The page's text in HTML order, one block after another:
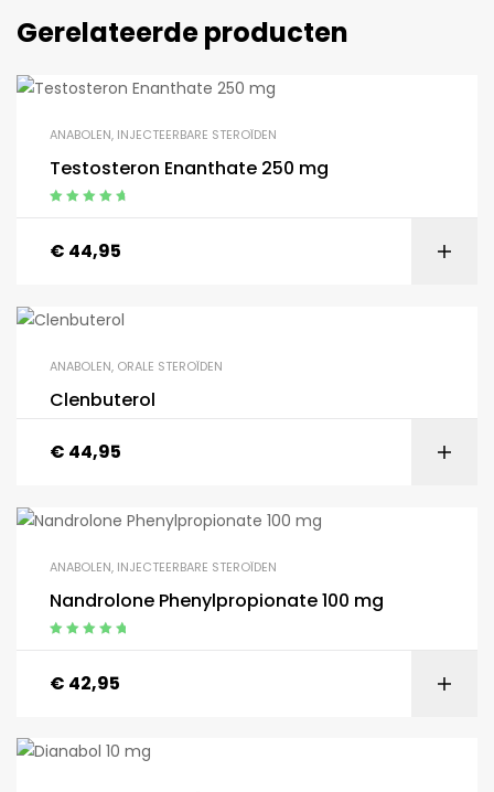
Gerelateerde producten
ANABOLEN, INJECTEERBARE STEROÏDEN
Testosteron Enanthate 250 mg
€ 44,95
ANABOLEN, ORALE STEROÏDEN
Clenbuterol
€ 44,95
ANABOLEN, INJECTEERBARE STEROÏDEN
Nandrolone Phenylpropionate 100 mg
€ 42,95